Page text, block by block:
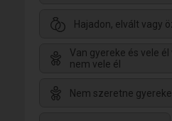
Hajadon, elvált vagy
Van gyereke és vele
nem vele él
Nem szeretne